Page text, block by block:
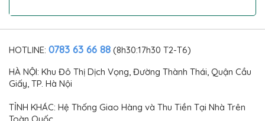
HOTLINE: 0783 63 66 88 (8h30:17h30 T2-T6)
HÀ NỘI: Khu Đô Thị Dịch Vọng, Đường Thành Thái, Quận Cầu
Giấy, TP. Hà Nội
TỈNH KHÁC: Hệ Thống Giao Hàng và Thu Tiền Tại Nhà Trên